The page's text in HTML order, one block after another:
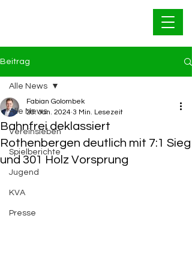
Beitrag
Alle News
Vereinsleben
Spielberichte
Jugend
KVA
Presse
Alle News
Bahnfrei ⁠deklassiert
Rothenbergen deutlich mit 7:1 Sieg
und 301 Holz Vorsprung
Fabian Golombek
20. Jan. 2024 3 Min. Lesezeit